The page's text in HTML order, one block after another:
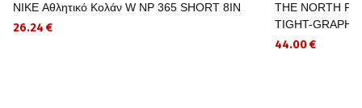
NIKE Αθλητικό Κολάν W NP 365 SHORT 8IN
26.24 €
THE NORTH
TIGHT-
44.00 €